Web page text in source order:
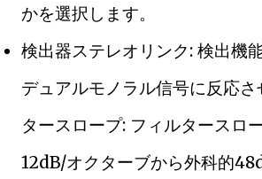
かを選択します。
検出器ステレオリンク: 検出機
デュアルモノラル信号に反応
タースロープ: フィルタースロ
12dB/オクターブから外科的